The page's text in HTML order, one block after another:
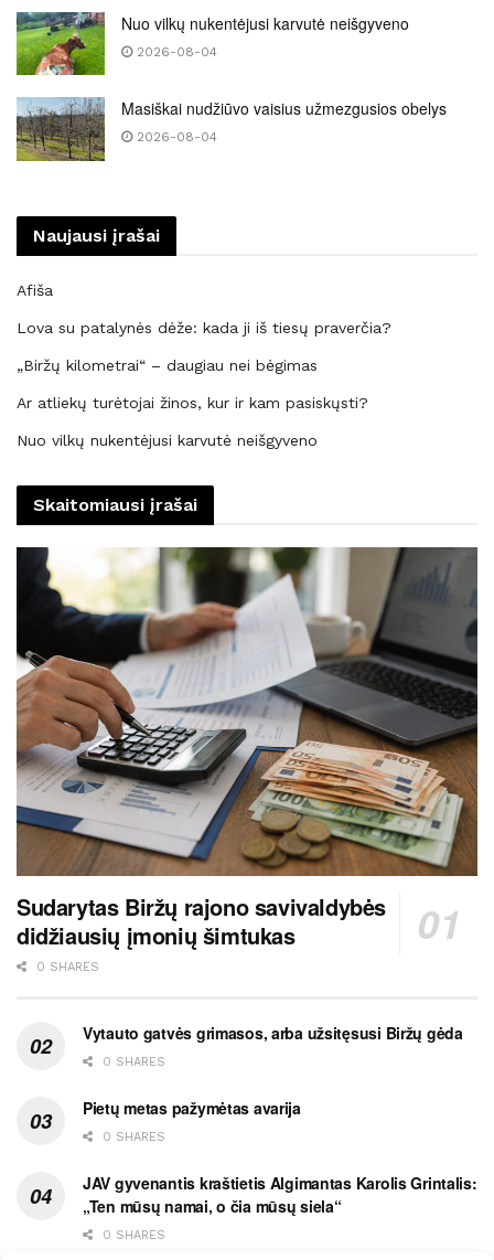
Nuo vilkų nukentėjusi karvutė neišgyveno
2026-08-04
Masiškai nudžiūvo vaisius užmezgusios obelys
2026-08-04
Naujausi įrašai
Afiša
Lova su patalynės dėže: kada ji iš tiesų praverčia?
„Biržų kilometrai“ – daugiau nei bėgimas
Ar atliekų turėtojai žinos, kur ir kam pasiskųsti?
Nuo vilkų nukentėjusi karvutė neišgyveno
Skaitomiausi įrašai
Sudarytas Biržų rajono savivaldybės
didžiausių įmonių šimtukas
0 SHARES
Vytauto gatvės grimasos, arba užsitęsusi Biržų gėda
0 SHARES
Pietų metas pažymėtas avarija
0 SHARES
JAV gyvenantis kraštietis Algimantas Karolis Grintalis:
„Ten mūsų namai, o čia mūsų siela“
0 SHARES